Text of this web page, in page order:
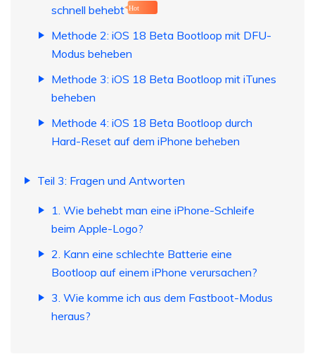
schnell behebt Hot
Methode 2: iOS 18 Beta Bootloop mit DFU-
Modus beheben
Methode 3: iOS 18 Beta Bootloop mit iTunes
beheben
Methode 4: iOS 18 Beta Bootloop durch
Hard-Reset auf dem iPhone beheben
Teil 3: Fragen und Antworten
1. Wie behebt man eine iPhone-Schleife
beim Apple-Logo?
2. Kann eine schlechte Batterie eine
Bootloop auf einem iPhone verursachen?
3. Wie komme ich aus dem Fastboot-Modus
heraus?